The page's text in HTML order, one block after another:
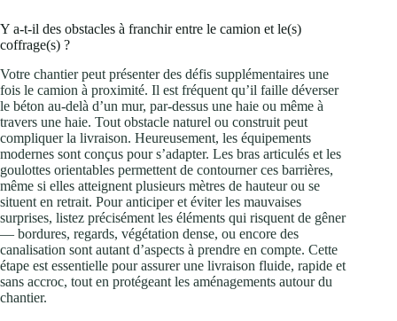
Y a-t-il des obstacles à franchir entre le camion et le(s)
coffrage(s) ?
Votre chantier peut présenter des défis supplémentaires une
fois le camion à proximité. Il est fréquent qu’il faille déverser
le béton au-delà d’un mur, par-dessus une haie ou même à
travers une haie. Tout obstacle naturel ou construit peut
compliquer la livraison. Heureusement, les équipements
modernes sont conçus pour s’adapter. Les bras articulés et les
goulottes orientables permettent de contourner ces barrières,
même si elles atteignent plusieurs mètres de hauteur ou se
situent en retrait. Pour anticiper et éviter les mauvaises
surprises, listez précisément les éléments qui risquent de gêner
— bordures, regards, végétation dense, ou encore des
canalisation sont autant d’aspects à prendre en compte. Cette
étape est essentielle pour assurer une livraison fluide, rapide et
sans accroc, tout en protégeant les aménagements autour du
chantier.